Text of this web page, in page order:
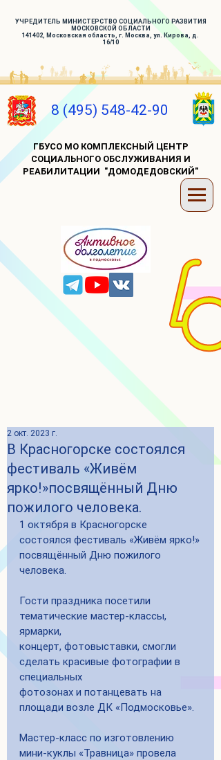
УЧРЕДИТЕЛЬ МИНИСТЕРСТВО СОЦИАЛЬНОГО РАЗВИТИЯ
МОСКОВСКОЙ ОБЛАСТИ
141402, Московская область, г. Москва, ул. Кирова, д.
16/10
8 (495) 548-42-90
ГБУСО МО КОМПЛЕКСНЫЙ ЦЕНТР
СОЦИАЛЬНОГО ОБСЛУЖИВАНИЯ И
РЕАБИЛИТАЦИИ "ДОМОДЕДОВСКИЙ"
В Красногорске состоялся
фестиваль «Живём
ярко!»посвящённый Дню
пожилого человека.
2 окт. 2023 г.
1 октября в Красногорске
состоялся фестиваль «Живём ярко!»
посвящённый Дню пожилого
человека.
Гости праздника посетили
тематические мастер-классы,
ярмарки,
концерт, фотовыставки, смогли
сделать красивые фотографии в
специальных
фотозонах и потанцевать на
площади возле ДК «Подмосковье».
Мастер-класс по изготовлению
мини-куклы «Травница» провела